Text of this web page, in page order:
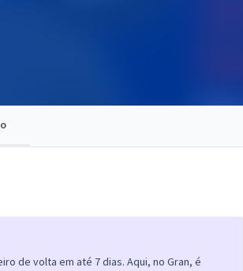
de volta em até 7 dias. Aqui, no Gran, é